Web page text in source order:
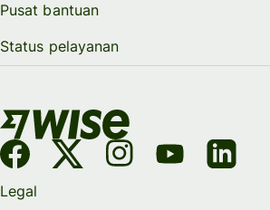
Pusat bantuan
Status pelayanan
Legal